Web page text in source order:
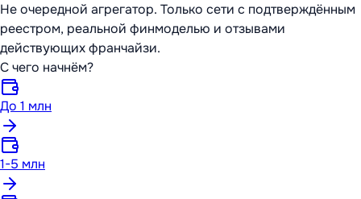
Не очередной агрегатор. Только сети с подтверждённым
реестром, реальной финмоделью и отзывами
действующих франчайзи.
С чего начнём?
До 1 млн
1-5 млн